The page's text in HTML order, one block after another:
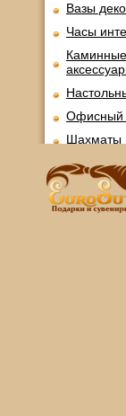
Вазы
Часы
Офисный
Шахматы
Нарды
Из